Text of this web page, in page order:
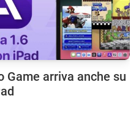
Game arriva anche su